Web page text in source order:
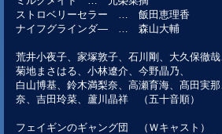
ストロベリーセラー … 飯田恵理香
ナイフグラインダ― … 森山大輔
荒井小夜子、家塚敦子、石川剛、大久保徹哉
菊地まさはる、小林遼介、今野晶乃、
白山博基、鈴木満梨奈、高瀬育海、髙田実
奈、吉田玲菜、蘆川晶祥 （五十音順）
フェイギンのギャング団 （Ｗキャスト）